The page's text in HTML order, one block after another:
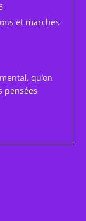
et marches
qu’on
pensées